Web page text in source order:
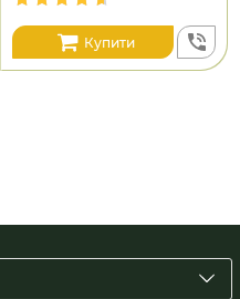
Купити